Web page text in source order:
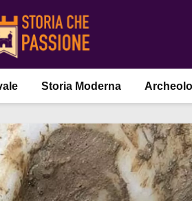
Storia Moderna